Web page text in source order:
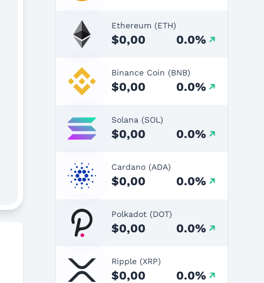
Ethereum (ETH)
$0,00 0.0%
Binance Coin (BNB)
$0,00 0.0%
Solana (SOL)
$0,00 0.0%
Cardano (ADA)
$0,00 0.0%
Polkadot (DOT)
$0,00 0.0%
Ripple (XRP)
$0,00 0.0%